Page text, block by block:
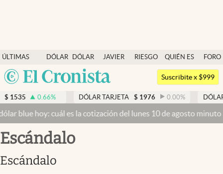
ÚLTIMAS
NOTICIAS
DÓLAR
DÓLAR
BLUE
JAVIER
RIESGO
QUIÉN ES
QUIÉN
FORO
Argentina
México
Dólar
Members
Economía y Política
Finanzas y Mercados
Mercados Online
Suscribite x $999
% DÓLAR TARJETA $ 1976 0.00 % DÓLAR MEP
es la cotización del lunes 10 de agosto minuto a minuto
escándalo
escándalo